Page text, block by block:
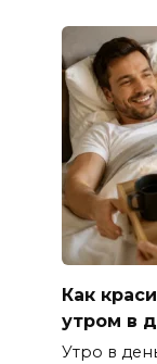
Как
утром в
Утро в